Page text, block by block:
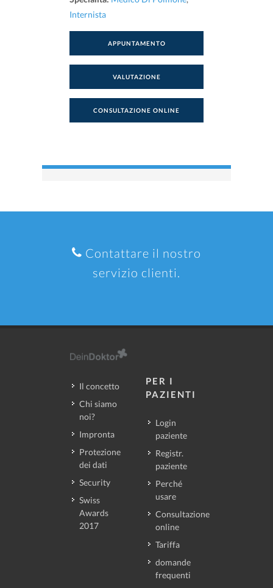
Internista
APPUNTAMENTO
VALUTAZIONE
CONSULTAZIONE ONLINE
Contattare il nostro
servizio clienti.
Il concetto
Chi siamo
noi?
Impronta
Protezione
dei dati
Security
Swiss
Awards
2017
PER I
PAZIENTI
Login
paziente
Registr.
paziente
Perché
usare
Consultazione
online
Tariffa
domande
frequenti